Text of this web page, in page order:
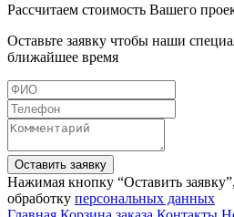
Рассчитаем стоимость Вашего
Оставьте заявку чтобы наши
ближайшее время
Оставить заявку
Нажимая кнопку “Оставить
обработку персональных данных